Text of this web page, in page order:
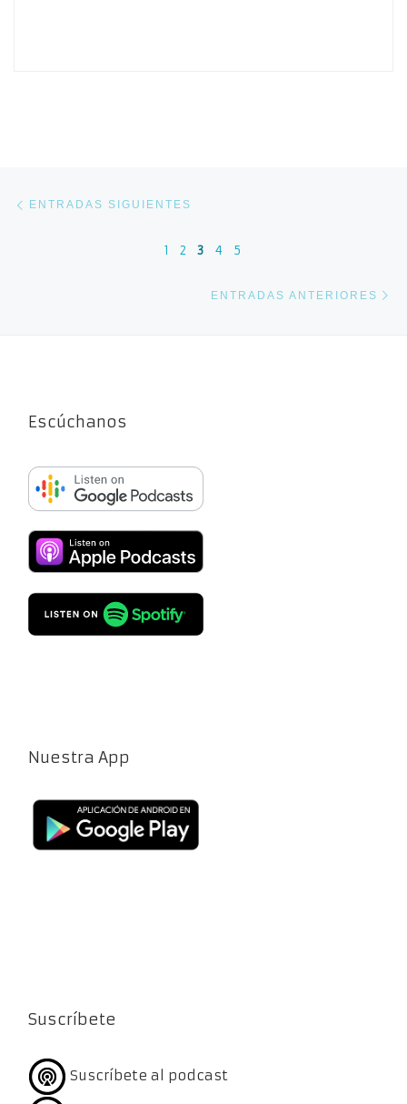
Navegación de entradas
ENTRADAS SIGUIENTES
1 2 3 4 5
ENTRADAS ANTERIORES
Escúchanos
Nuestra App
Suscríbete
Suscríbete al podcast